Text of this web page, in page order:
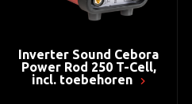
Inverter Sound Cebora
Power Rod 250 T-Cell,
incl. toebehoren